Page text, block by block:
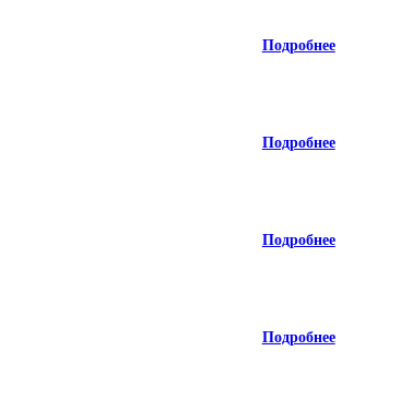
Подробнее
Подробнее
Подробнее
Подробнее